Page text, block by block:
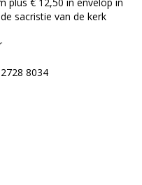
plus € 12,50 in envelop in
sacristie van de kerk
8034